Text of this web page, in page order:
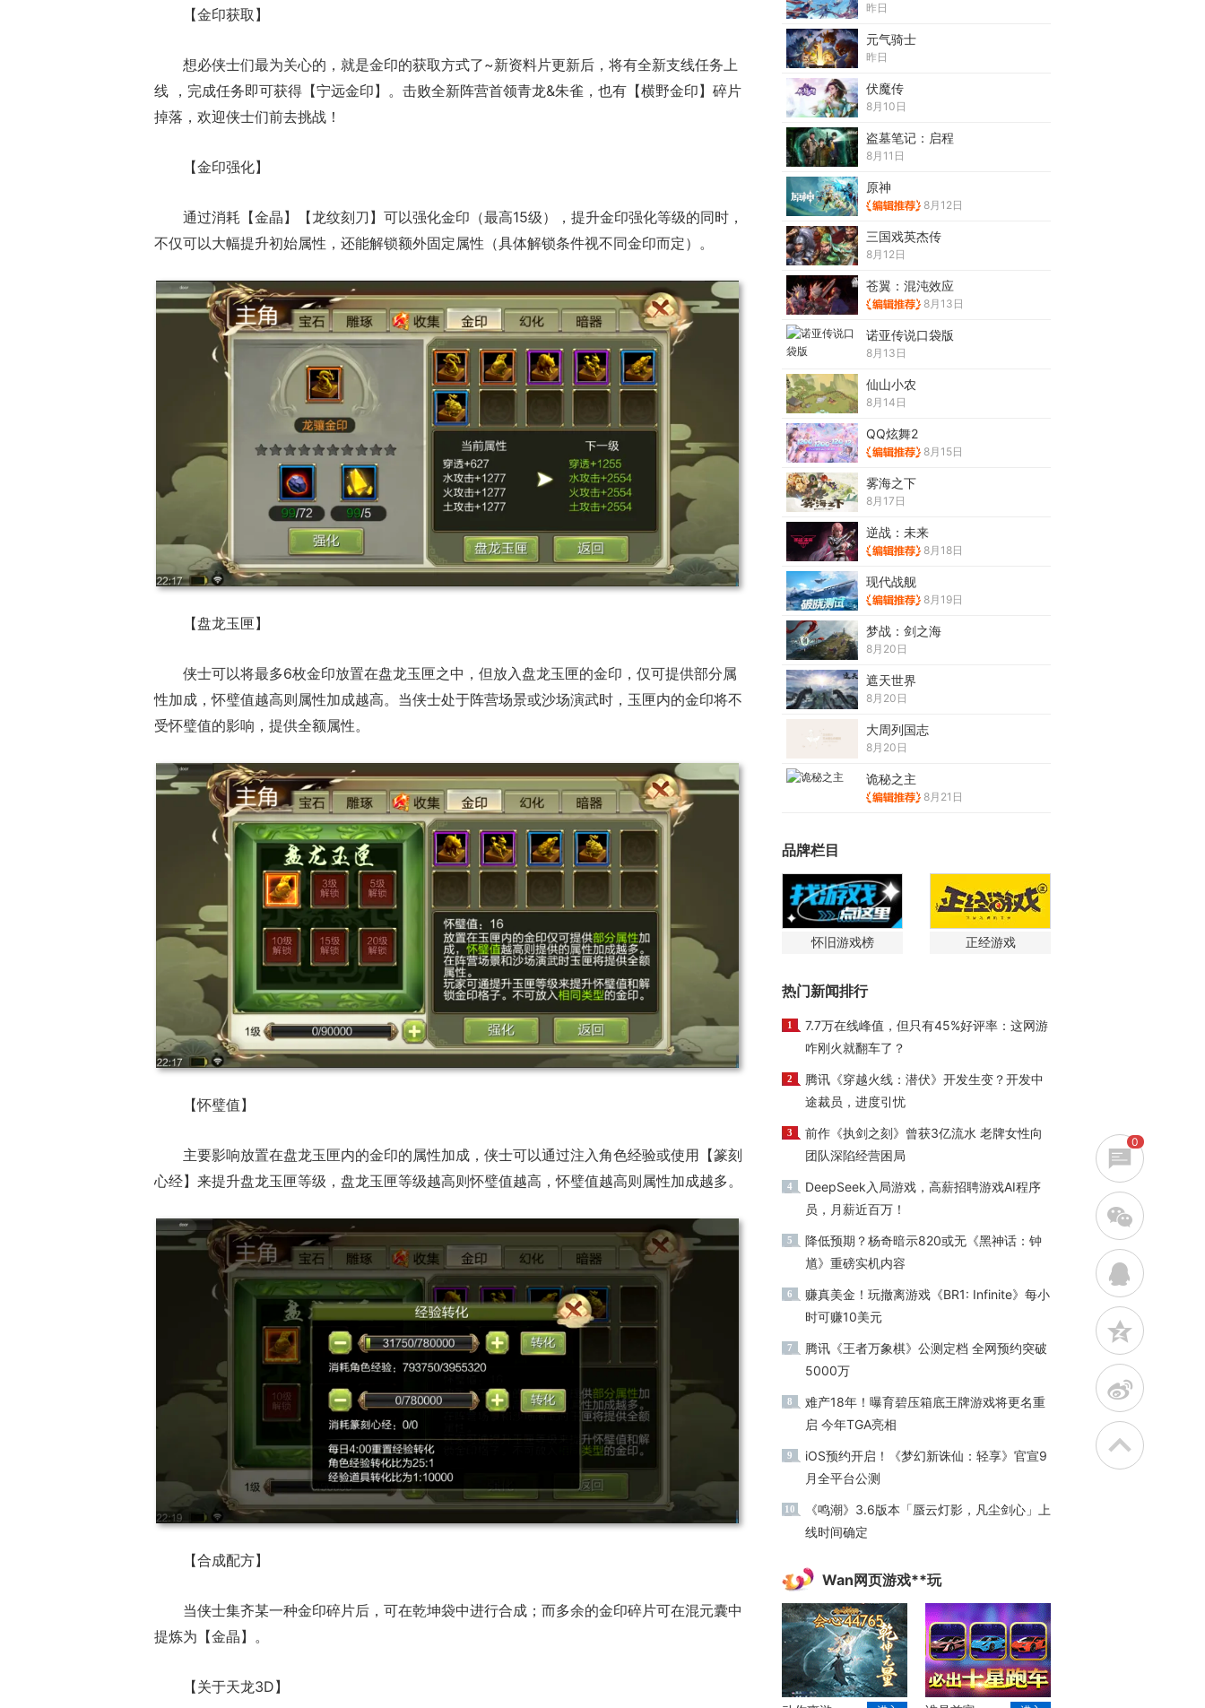
【金印获取】
想必侠士们最为关心的，就是金印的获取方式了~新资料片更新后，将有全新支线任务上
线 ，完成任务即可获得【宁远金印】。击败全新阵营首领青龙&朱雀，也有【横野金印】碎片
掉落，欢迎侠士们前去挑战！
【金印强化】
通过消耗【金晶】【龙纹刻刀】可以强化金印（最高15级），提升金印强化等级的同时，
不仅可以大幅提升初始属性，还能解锁额外固定属性（具体解锁条件视不同金印而定）。
【盘龙玉匣】
侠士可以将最多6枚金印放置在盘龙玉匣之中，但放入盘龙玉匣的金印，仅可提供部分属
性加成，怀璧值越高则属性加成越高。当侠士处于阵营场景或沙场演武时，玉匣内的金印将不
受怀璧值的影响，提供全额属性。
【怀璧值】
主要影响放置在盘龙玉匣内的金印的属性加成，侠士可以通过注入角色经验或使用【篆刻
心经】来提升盘龙玉匣等级，盘龙玉匣等级越高则怀璧值越高，怀璧值越高则属性加成越多。
【合成配方】
当侠士集齐某一种金印碎片后，可在乾坤袋中进行合成；而多余的金印碎片可在混元囊中
提炼为【金晶】。
【关于天龙3D】
昨日
元气骑士
昨日
伏魔传
8月10日
盗墓笔记：启程
8月11日
原神
8月12日
三国戏英杰传
8月12日
苍翼：混沌效应
8月13日
诺亚传说口袋版
8月13日
仙山小农
8月14日
QQ炫舞2
8月15日
雾海之下
8月17日
逆战：未来
8月18日
现代战舰
8月19日
梦战：剑之海
8月20日
遮天世界
8月20日
大周列国志
8月20日
诡秘之主
8月21日
品牌栏目
怀旧游戏榜 正经游戏
热门新闻排行
1
7.7万在线峰值，但只有45%好评率：这网游
咋刚火就翻车了？
2
腾讯《穿越火线：潜伏》开发生变？开发中
途裁员，进度引忧
3
前作《执剑之刻》曾获3亿流水 老牌女性向
团队深陷经营困局
4
DeepSeek入局游戏，高薪招聘游戏AI程序
员，月薪近百万！
5
降低预期？杨奇暗示820或无《黑神话：钟
馗》重磅实机内容
6
赚真美金！玩撤离游戏《BR1: Infinite》每小
时可赚10美元
7
腾讯《王者万象棋》公测定档 全网预约突破
5000万
8
难产18年！曝育碧压箱底王牌游戏将更名重
启 今年TGA亮相
9
iOS预约开启！《梦幻新诛仙：轻享》官宣9
月全平台公测
10
《鸣潮》3.6版本「蜃云灯影，凡尘剑心」上
线时间确定
Wan网页游戏**玩
0
w
q
z
t